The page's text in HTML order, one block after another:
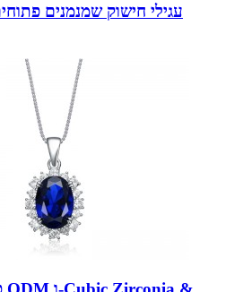
עגילי חישוק שמנמנים